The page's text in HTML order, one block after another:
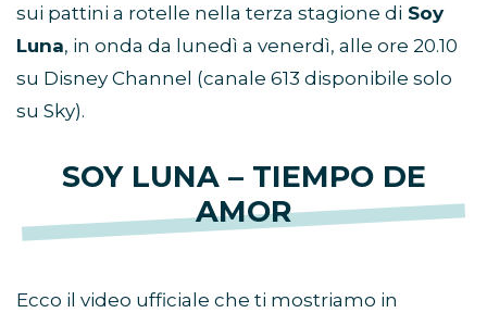
sui pattini a rotelle nella terza stagione di Soy
Luna, in onda da lunedì a venerdì, alle ore 20.10
su Disney Channel (canale 613 disponibile solo
su Sky).
SOY LUNA – TIEMPO DE
AMOR
Ecco il video ufficiale che ti mostriamo in